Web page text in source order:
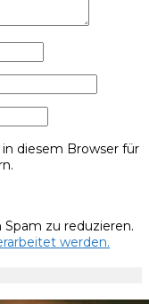
diesem Browser für
zu reduzieren.
werden.